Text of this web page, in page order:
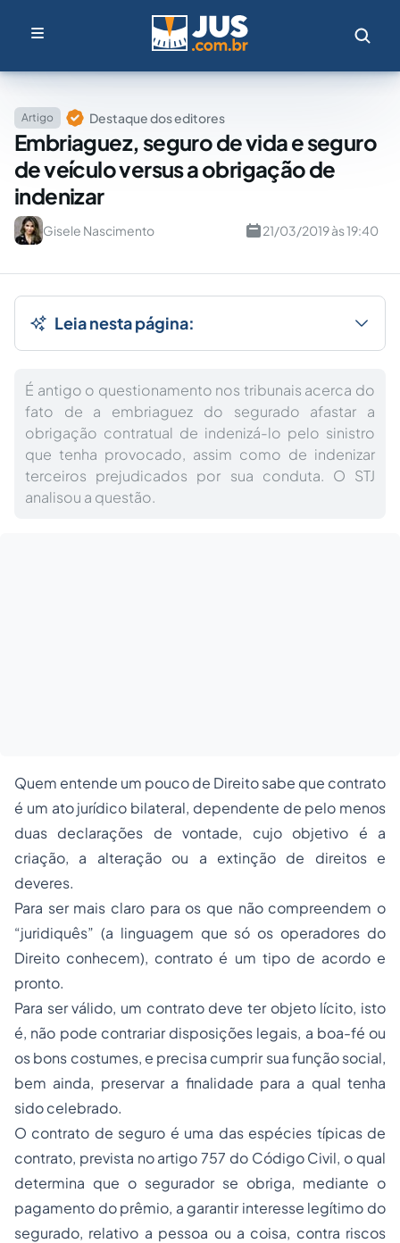
Artigo Destaque dos editores
Embriaguez, seguro de vida e seguro
de veículo versus a obrigação de
indenizar
Gisele Nascimento 21/03/2019 às 19:40
Leia nesta página:
É antigo o questionamento nos tribunais acerca do
fato de a embriaguez do segurado afastar a
obrigação contratual de indenizá-lo pelo sinistro
que tenha provocado, assim como de indenizar
terceiros prejudicados por sua conduta. O STJ
analisou a questão.
Quem entende um pouco de Direito sabe que contrato
é um ato jurídico bilateral, dependente de pelo menos
duas declarações de vontade, cujo objetivo é a
criação, a alteração ou a extinção de direitos e
deveres.
Para ser mais claro para os que não compreendem o
“juridiquês” (a linguagem que só os operadores do
Direito conhecem), contrato é um tipo de acordo e
pronto.
Para ser válido, um contrato deve ter objeto lícito, isto
é, não pode contrariar disposições legais, a boa-fé ou
os bons costumes, e precisa cumprir sua função social,
bem ainda, preservar a finalidade para a qual tenha
sido celebrado.
O contrato de seguro é uma das espécies típicas de
contrato, prevista no artigo 757 do Código Civil, o qual
determina que o segurador se obriga, mediante o
pagamento do prêmio, a garantir interesse legítimo do
segurado, relativo a pessoa ou a coisa, contra riscos